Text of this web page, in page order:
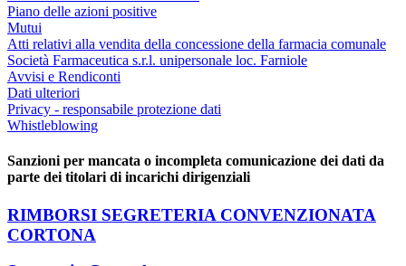
Piano delle azioni positive
Mutui
Atti relativi alla vendita della concessione della farmacia comunale
Società Farmaceutica s.r.l. unipersonale loc. Farniole
Avvisi e Rendiconti
Dati ulteriori
Privacy - responsabile protezione dati
Whistleblowing
Sanzioni per mancata o incompleta comunicazione dei dati da
parte dei titolari di incarichi dirigenziali
RIMBORSI SEGRETERIA CONVENZIONATA
CORTONA